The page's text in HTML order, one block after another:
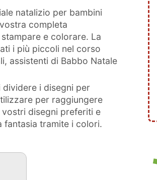
natalizio per bambini
completa
e colorare. La
i più piccoli nel corso
assistenti di Babbo Natale
i disegni per
per raggiungere
disegni preferiti e
fantasia tramite i colori.